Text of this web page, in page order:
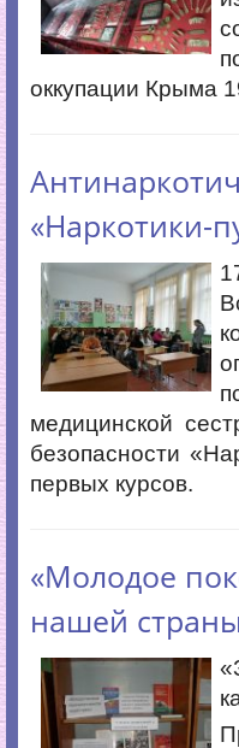
оккупации Крыма
«Наркотики-
медицинской
безопасности
первых курсов.
«Молодое
нашей